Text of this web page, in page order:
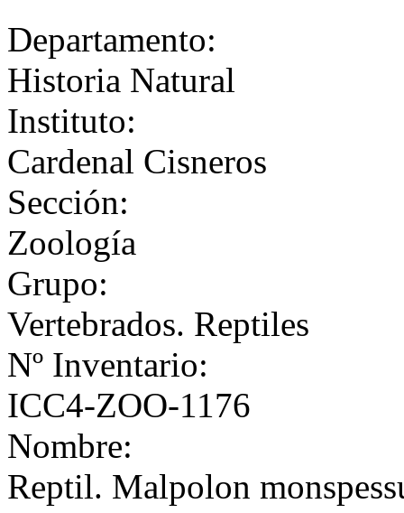
Departamento:
Historia Natural
Instituto:
Cardenal Cisneros
Sección:
Zoología
Grupo:
Vertebrados. Reptiles
Nº Inventario:
ICC4-ZOO-1176
Nombre:
Reptil. Malpolon